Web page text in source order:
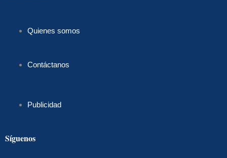
Quienes somos
Contáctanos
Publicidad
Síguenos